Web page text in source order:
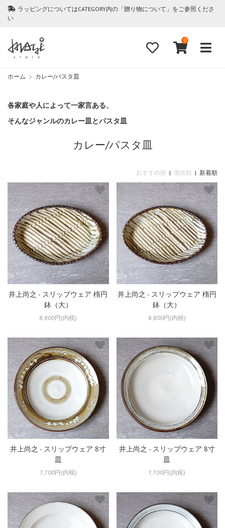
ラッピングについてはCATEGORY内の「贈り物について」をご参照くださ
い
0
ホーム カレー/パスタ皿
各家庭や人によって一家言ある、
そんなジャンルのカレー皿とパスタ皿
カレー/パスタ皿
おすすめ順 | 価格順 | 新着順
井上尚之 - スリップウェア 楕円
鉢（大）
8,800円(内税)
井上尚之 - スリップウェア 楕円
鉢（大）
8,800円(内税)
井上尚之 - スリップウェア 8寸
皿
7,700円(内税)
井上尚之 - スリップウェア 8寸
皿
7,700円(内税)